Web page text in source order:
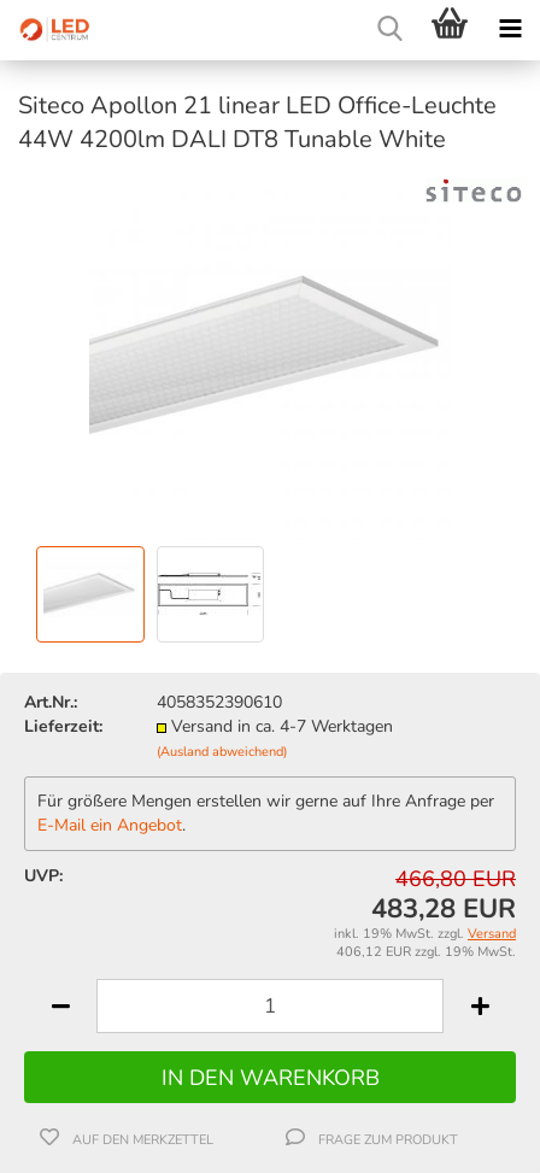
Siteco Apollon 21 linear LED Office-Leuchte
44W 4200lm DALI DT8 Tunable White
Art.Nr.:
4058352390610
Lieferzeit:
Versand in ca. 4-7 Werktagen
(Ausland abweichend)
Für größere Mengen erstellen wir gerne auf Ihre Anfrage per
E-Mail ein Angebot.
UVP: 466,80 EUR
483,28 EUR
inkl. 19% MwSt. zzgl. Versand
406,12 EUR zzgl. 19% MwSt.
AUF DEN MERKZETTEL FRAGE ZUM PRODUKT